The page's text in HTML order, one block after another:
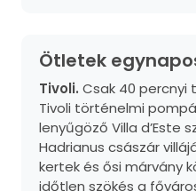
Ötletek
Tivoli. Csak 40 percnyi
Tivoli történelmi
lenyűgöző Villa d’Este
Hadrianus császár
kertek és ősi márvány
időtlen szökés a